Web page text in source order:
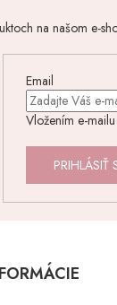
na našom e-
Email
Vložením e-mailu
PRIHLÁSIŤ